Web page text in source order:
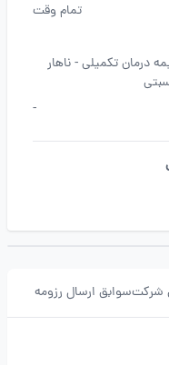
تمام وقت
درمان تکمیلی -ناهار
-
شرکتسوابق ارسال رزومه